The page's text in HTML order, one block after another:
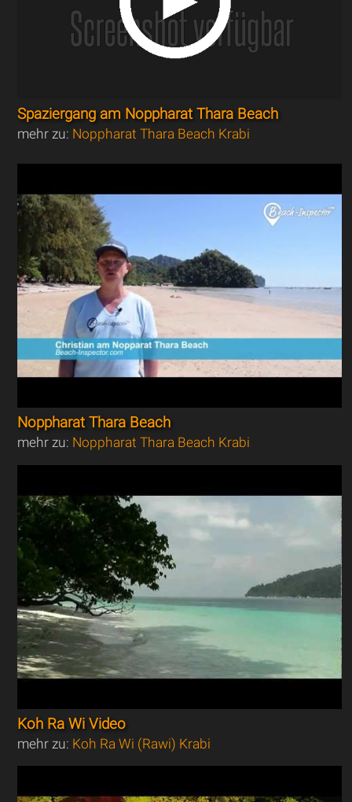
Spaziergang am Noppharat Thara Beach
mehr zu: Noppharat Thara Beach Krabi
Noppharat Thara Beach
mehr zu: Noppharat Thara Beach Krabi
Koh Ra Wi Video
mehr zu: Koh Ra Wi (Rawi) Krabi